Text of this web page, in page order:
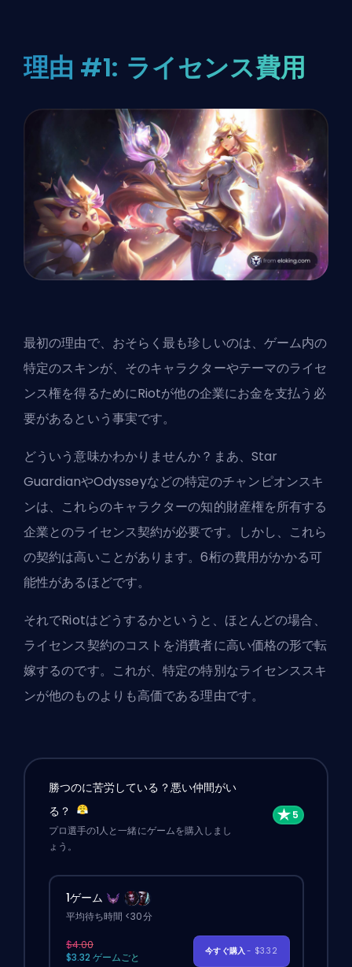
理由 #1: ライセンス費用
最初の理由で、おそらく最も珍しいのは、ゲーム内の
特定のスキンが、そのキャラクターやテーマのライセ
ンス権を得るためにRiotが他の企業にお金を支払う必
要があるという事実です。
どういう意味かわかりませんか？まあ、Star
GuardianやOdysseyなどの特定のチャンピオンスキ
ンは、これらのキャラクターの知的財産権を所有する
企業とのライセンス契約が必要です。しかし、これら
の契約は高いことがあります。6桁の費用がかかる可
能性があるほどです。
それでRiotはどうするかというと、ほとんどの場合、
ライセンス契約のコストを消費者に高い価格の形で転
嫁するのです。これが、特定の特別なライセンススキ
ンが他のものよりも高価である理由です。
勝つのに苦労している？悪い仲間がい
る？
プロ選手の1人と一緒にゲームを購入しまし
ょう。
1ゲーム
平均待ち時間 <30分
$4.00
$3.32 ゲームごと
今すぐ購入- $3.32